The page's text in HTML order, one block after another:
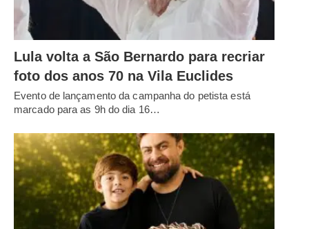
Lula volta a São Bernardo para recriar
foto dos anos 70 na Vila Euclides
Evento de lançamento da campanha do petista está
marcado para as 9h do dia 16…